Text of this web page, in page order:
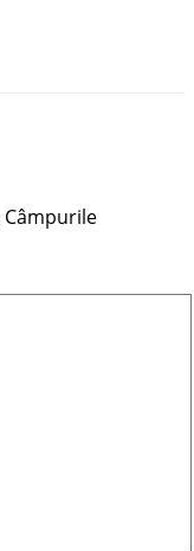
Câmpurile